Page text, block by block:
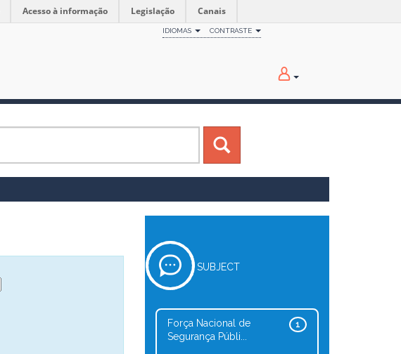
Acesso à informação Legislação Canais
IDIOMAS CONTRASTE
SUBJECT
1
Força Nacional de
Segurança Públi...